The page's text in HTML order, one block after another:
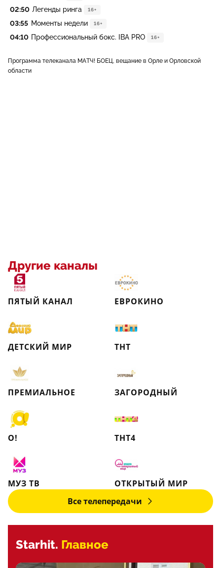
02:50 Легенды ринга 16+
03:55 Моменты недели 16+
04:10 Профессиональный бокс. IBA PRO 16+
Программа телеканала МАТЧ! БОЕЦ, вещание в Орле и Орловской
области
Другие каналы
ПЯТЫЙ КАНАЛ ЕВРОКИНО
ДЕТСКИЙ МИР ТНТ
ПРЕМИАЛЬНОЕ ЗАГОРОДНЫЙ
О! ТНТ4
МУЗ ТВ
ОТКРЫТЫЙ МИР
Все телепередачи
Starhit. Главное